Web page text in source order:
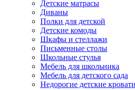
Детские матрасы
Диваны
Полки для детской
Детские комоды
Шкафы и стеллажи
Письменные столы
Школьные стулья
Мебель для школьника
Мебель для детского сада
Недорогие детские кровати